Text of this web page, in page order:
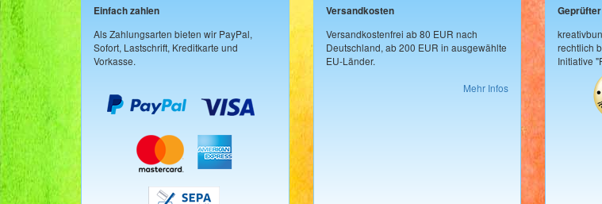
Einfach zahlen
Als Zahlungsarten bieten wir PayPal,
Sofort, Lastschrift, Kreditkarte und
Vorkasse.
Versandkosten
Versandkostenfrei ab 80 EUR nach
Deutschland, ab 200 EUR in ausgewählte
EU-Länder.
Mehr Infos
rechtlich
Initiative